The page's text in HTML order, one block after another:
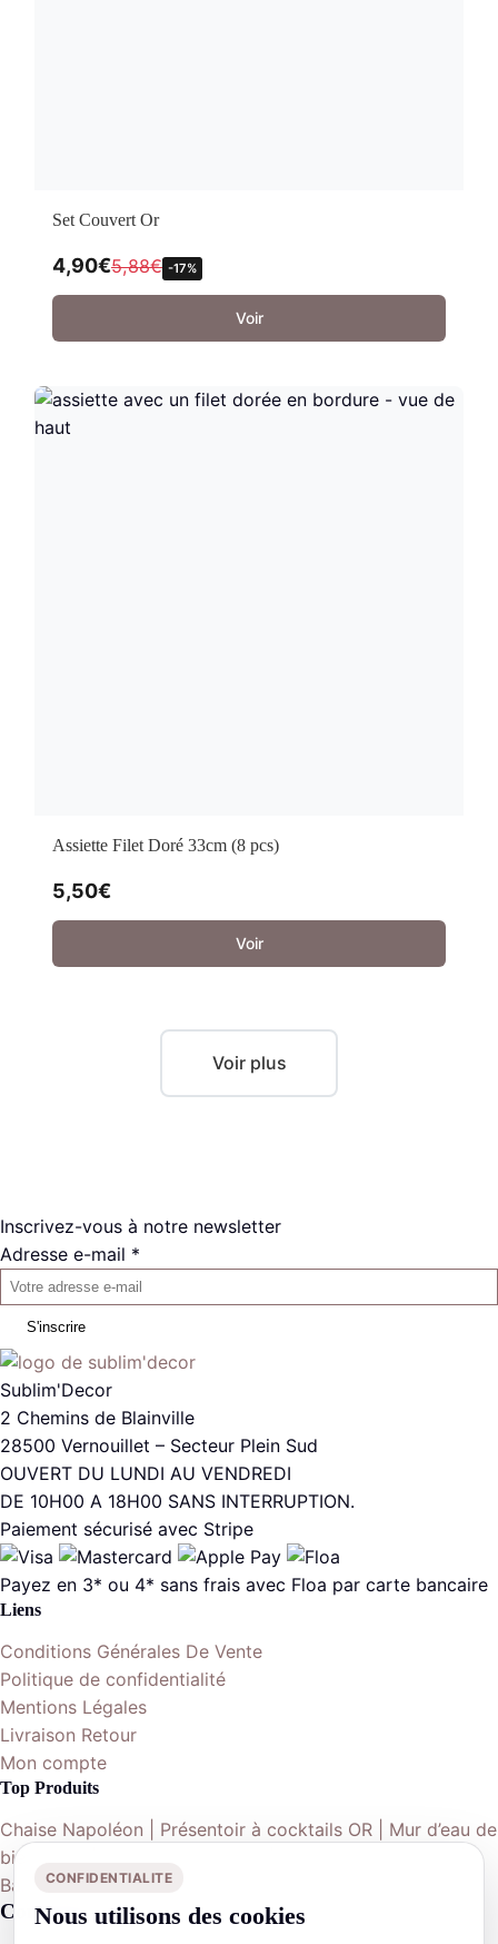
Set Couvert Or
4,90€5,88€ -17%
Voir
Assiette Filet Doré 33cm (8 pcs)
5,50€
Voir
Voir plus
Inscrivez-vous à notre newsletter
Adresse e-mail *
S'inscrire
Sublim'Decor
2 Chemins de Blainville
28500 Vernouillet – Secteur Plein Sud
OUVERT DU LUNDI AU VENDREDI
DE 10H00 A 18H00 SANS INTERRUPTION.
Paiement sécurisé avec Stripe
Payez en 3* ou 4* sans frais avec Floa par carte bancaire
Liens
Conditions Générales De Vente
Politique de confidentialité
Mentions Légales
Livraison Retour
Mon compte
Top Produits
Chaise Napoléon | Présentoir à cocktails OR | Mur d’eau de
bienvenue | Table ronde 152cm | Nappe ronde 290cm |
Banquette | Boule de fleurs | …
Contactez-nous
CONFIDENTIALITE
Nous utilisons des cookies